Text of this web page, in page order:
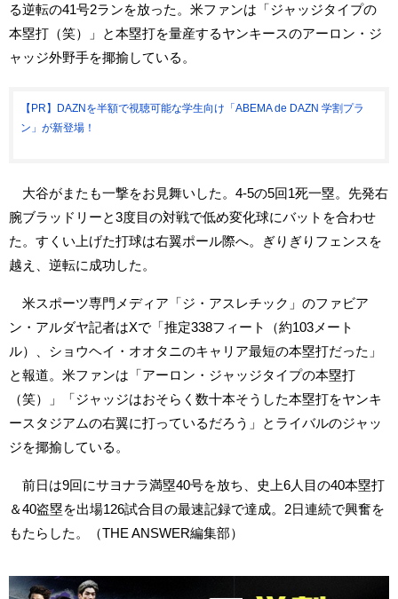
る逆転の41号2ランを放った。米ファンは「ジャッジタイプの
本塁打（笑）」と本塁打を量産するヤンキースのアーロン・ジ
ャッジ外野手を揶揄している。
【PR】DAZNを半額で視聴可能な学生向け「ABEMA de DAZN 学割プラ
ン」が新登場！
大谷がまたも一撃をお見舞いした。4-5の5回1死一塁。先発右
腕ブラッドリーと3度目の対戦で低め変化球にバットを合わせ
た。すくい上げた打球は右翼ポール際へ。ぎりぎりフェンスを
越え、逆転に成功した。
米スポーツ専門メディア「ジ・アスレチック」のファビア
ン・アルダヤ記者はXで「推定338フィート（約103メート
ル）、ショウヘイ・オオタニのキャリア最短の本塁打だった」
と報道。米ファンは「アーロン・ジャッジタイプの本塁打
（笑）」「ジャッジはおそらく数十本そうした本塁打をヤンキ
ースタジアムの右翼に打っているだろう」とライバルのジャッ
ジを揶揄している。
前日は9回にサヨナラ満塁40号を放ち、史上6人目の40本塁打
＆40盗塁を出場126試合目の最速記録で達成。2日連続で興奮を
もたらした。（THE ANSWER編集部）